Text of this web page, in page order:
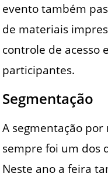
evento também
de materiais
controle de acesso
participantes.
Segmentação
A segmentação
sempre foi um dos
Neste ano a feira